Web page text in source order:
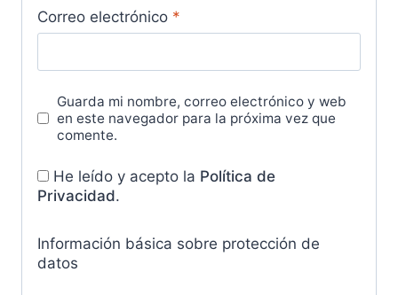
Correo electrónico *
Guarda mi nombre, correo electrónico y web
en este navegador para la próxima vez que
comente.
He leído y acepto la Política de
Privacidad.
Información básica sobre protección de
datos